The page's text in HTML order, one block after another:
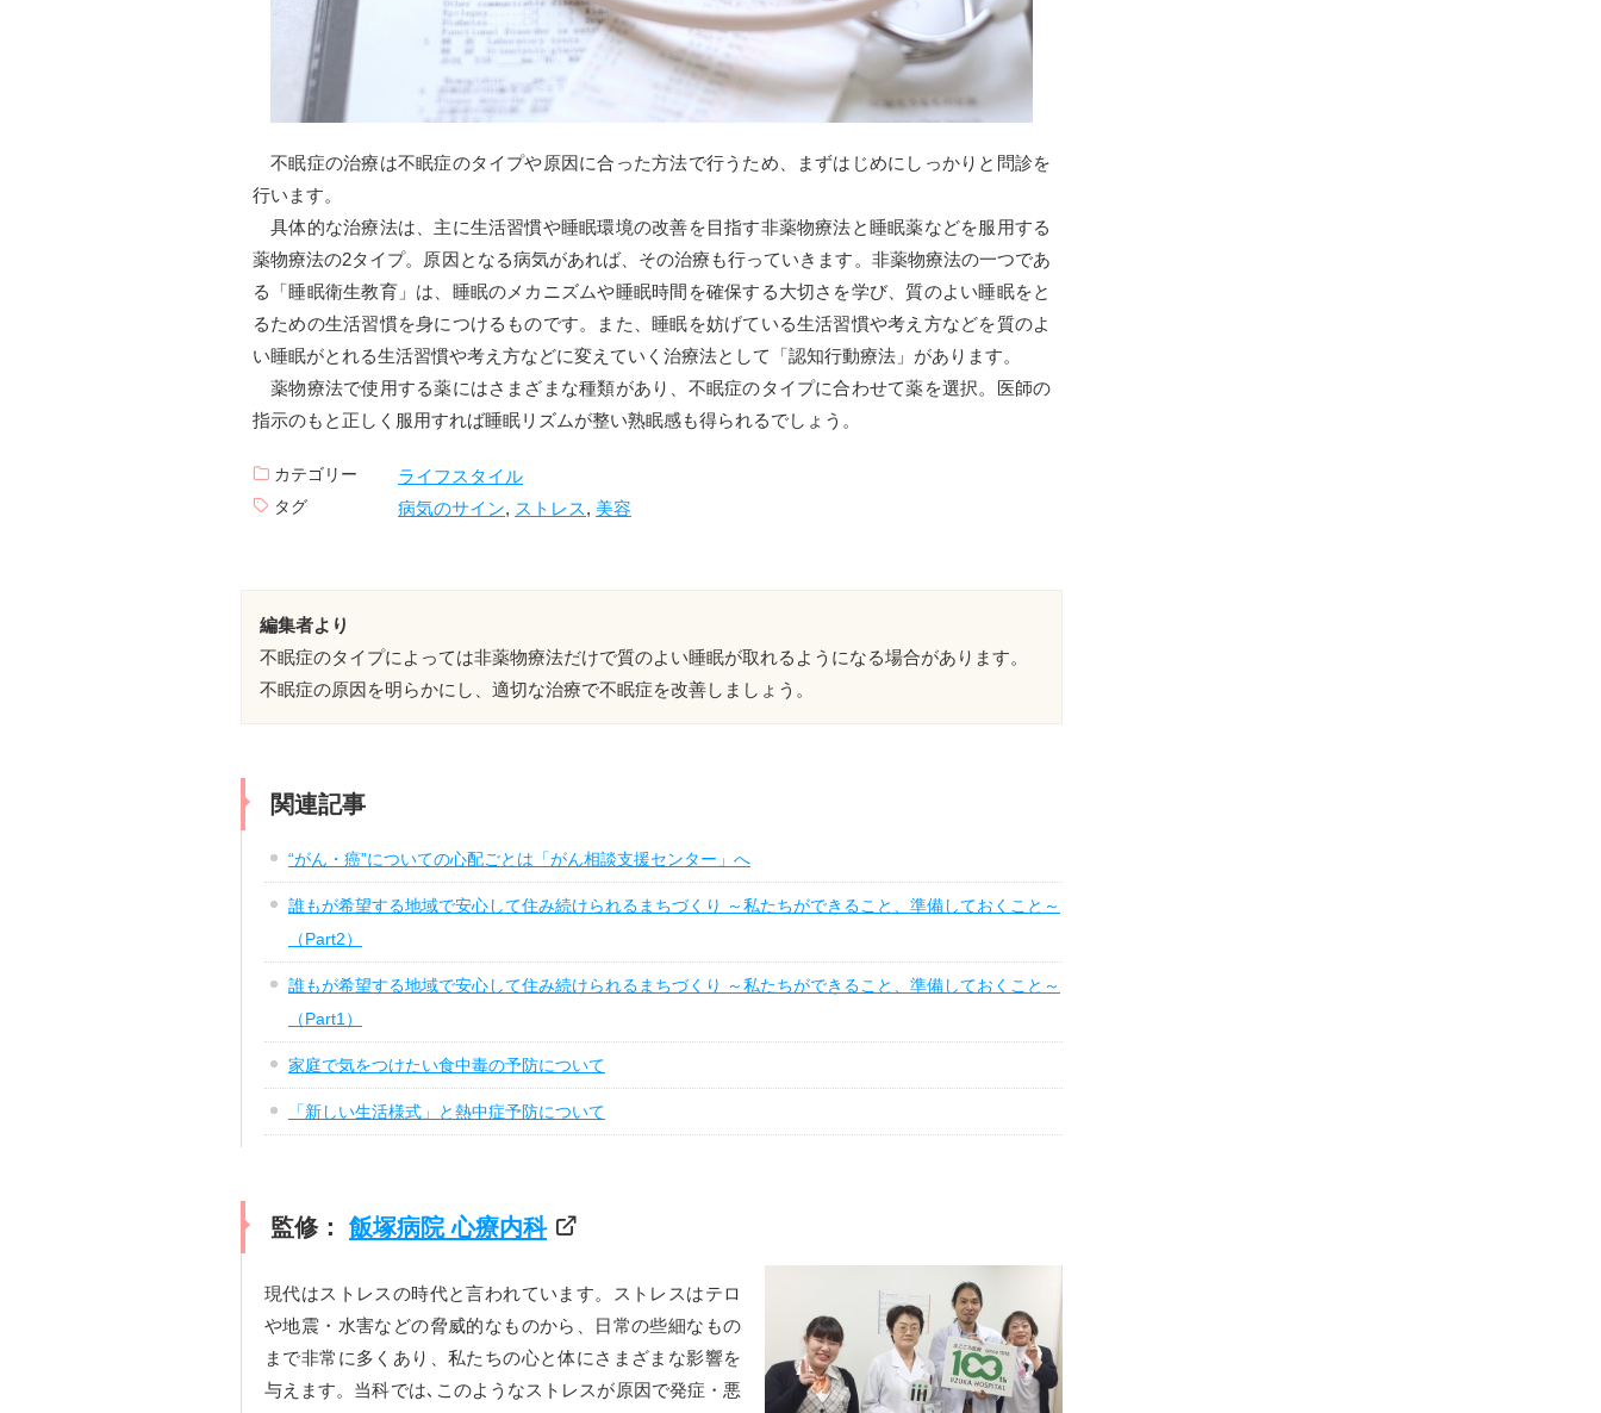
不眠症の治療は不眠症のタイプや原因に合った方法で行うため、まずはじめにしっかりと問診を
行います。
具体的な治療法は、主に生活習慣や睡眠環境の改善を目指す非薬物療法と睡眠薬などを服用する
薬物療法の2タイプ。原因となる病気があれば、その治療も行っていきます。非薬物療法の一つであ
る「睡眠衛生教育」は、睡眠のメカニズムや睡眠時間を確保する大切さを学び、質のよい睡眠をと
るための生活習慣を身につけるものです。また、睡眠を妨げている生活習慣や考え方などを質のよ
い睡眠がとれる生活習慣や考え方などに変えていく治療法として「認知行動療法」があります。
薬物療法で使用する薬にはさまざまな種類があり、不眠症のタイプに合わせて薬を選択。医師の
指示のもと正しく服用すれば睡眠リズムが整い熟眠感も得られるでしょう。
カテゴリー ライフスタイル
タグ 病気のサイン, ストレス, 美容
編集者より
不眠症のタイプによっては非薬物療法だけで質のよい睡眠が取れるようになる場合があります。
不眠症の原因を明らかにし、適切な治療で不眠症を改善しましょう。
関連記事
“がん・癌”についての心配ごとは「がん相談支援センター」へ
誰もが希望する地域で安心して住み続けられるまちづくり ～私たちができること、準備しておくこと～
（Part2）
誰もが希望する地域で安心して住み続けられるまちづくり ～私たちができること、準備しておくこと～
（Part1）
家庭で気をつけたい食中毒の予防について
「新しい生活様式」と熱中症予防について
監修： 飯塚病院 心療内科
現代はストレスの時代と言われています。ストレスはテロ
や地震・水害などの脅威的なものから、日常の些細なもの
まで非常に多くあり、私たちの心と体にさまざまな影響を
与えます。当科では､このようなストレスが原因で発症・悪